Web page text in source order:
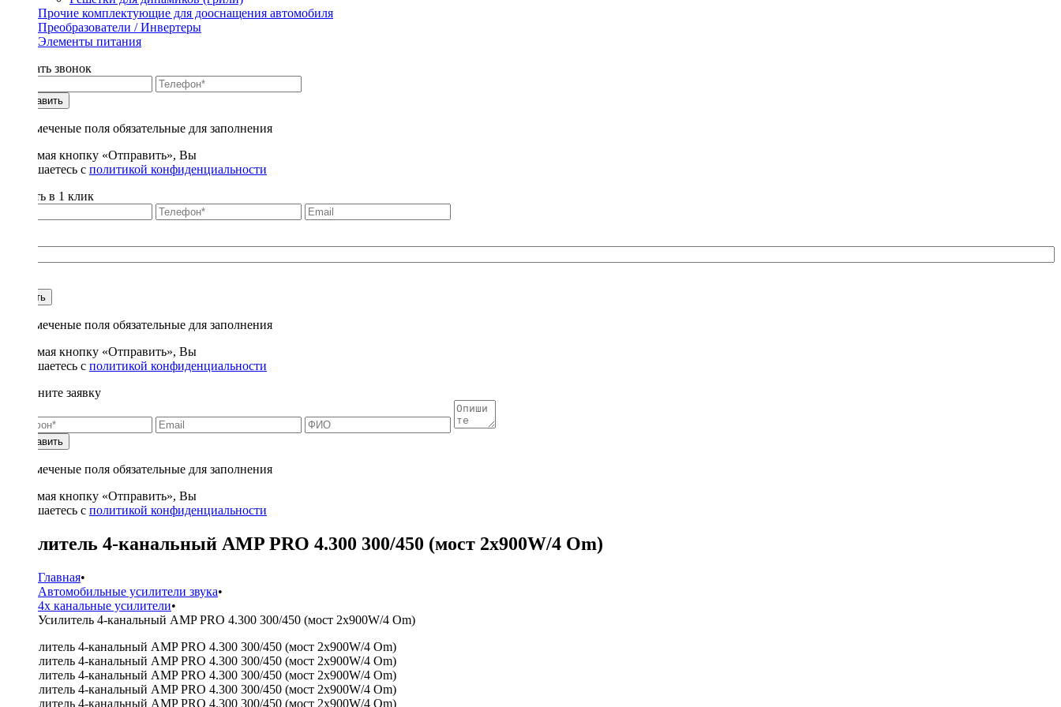
Прочие комплектующие для дооснащения автомобиля
Преобразователи / Инвертеры
Элементы питания
Заказать звонок
Отправить
* - отмеченые поля обязательные для заполнения
Нажимая кнопку «Отправить», Вы
соглашаетесь с политикой конфиденциальности
Купить в 1 клик
Купить
* - отмеченые поля обязательные для заполнения
Нажимая кнопку «Отправить», Вы
соглашаетесь с политикой конфиденциальности
Заполните заявку
Отправить
* - отмеченые поля обязательные для заполнения
Нажимая кнопку «Отправить», Вы
соглашаетесь с политикой конфиденциальности
Усилитель 4-канальный AMP PRO 4.300 300/450 (мост 2x900W/4 Om)
Главная•
Автомобильные усилители звука•
4х канальные усилители•
Усилитель 4-канальный AMP PRO 4.300 300/450 (мост 2x900W/4 Om)